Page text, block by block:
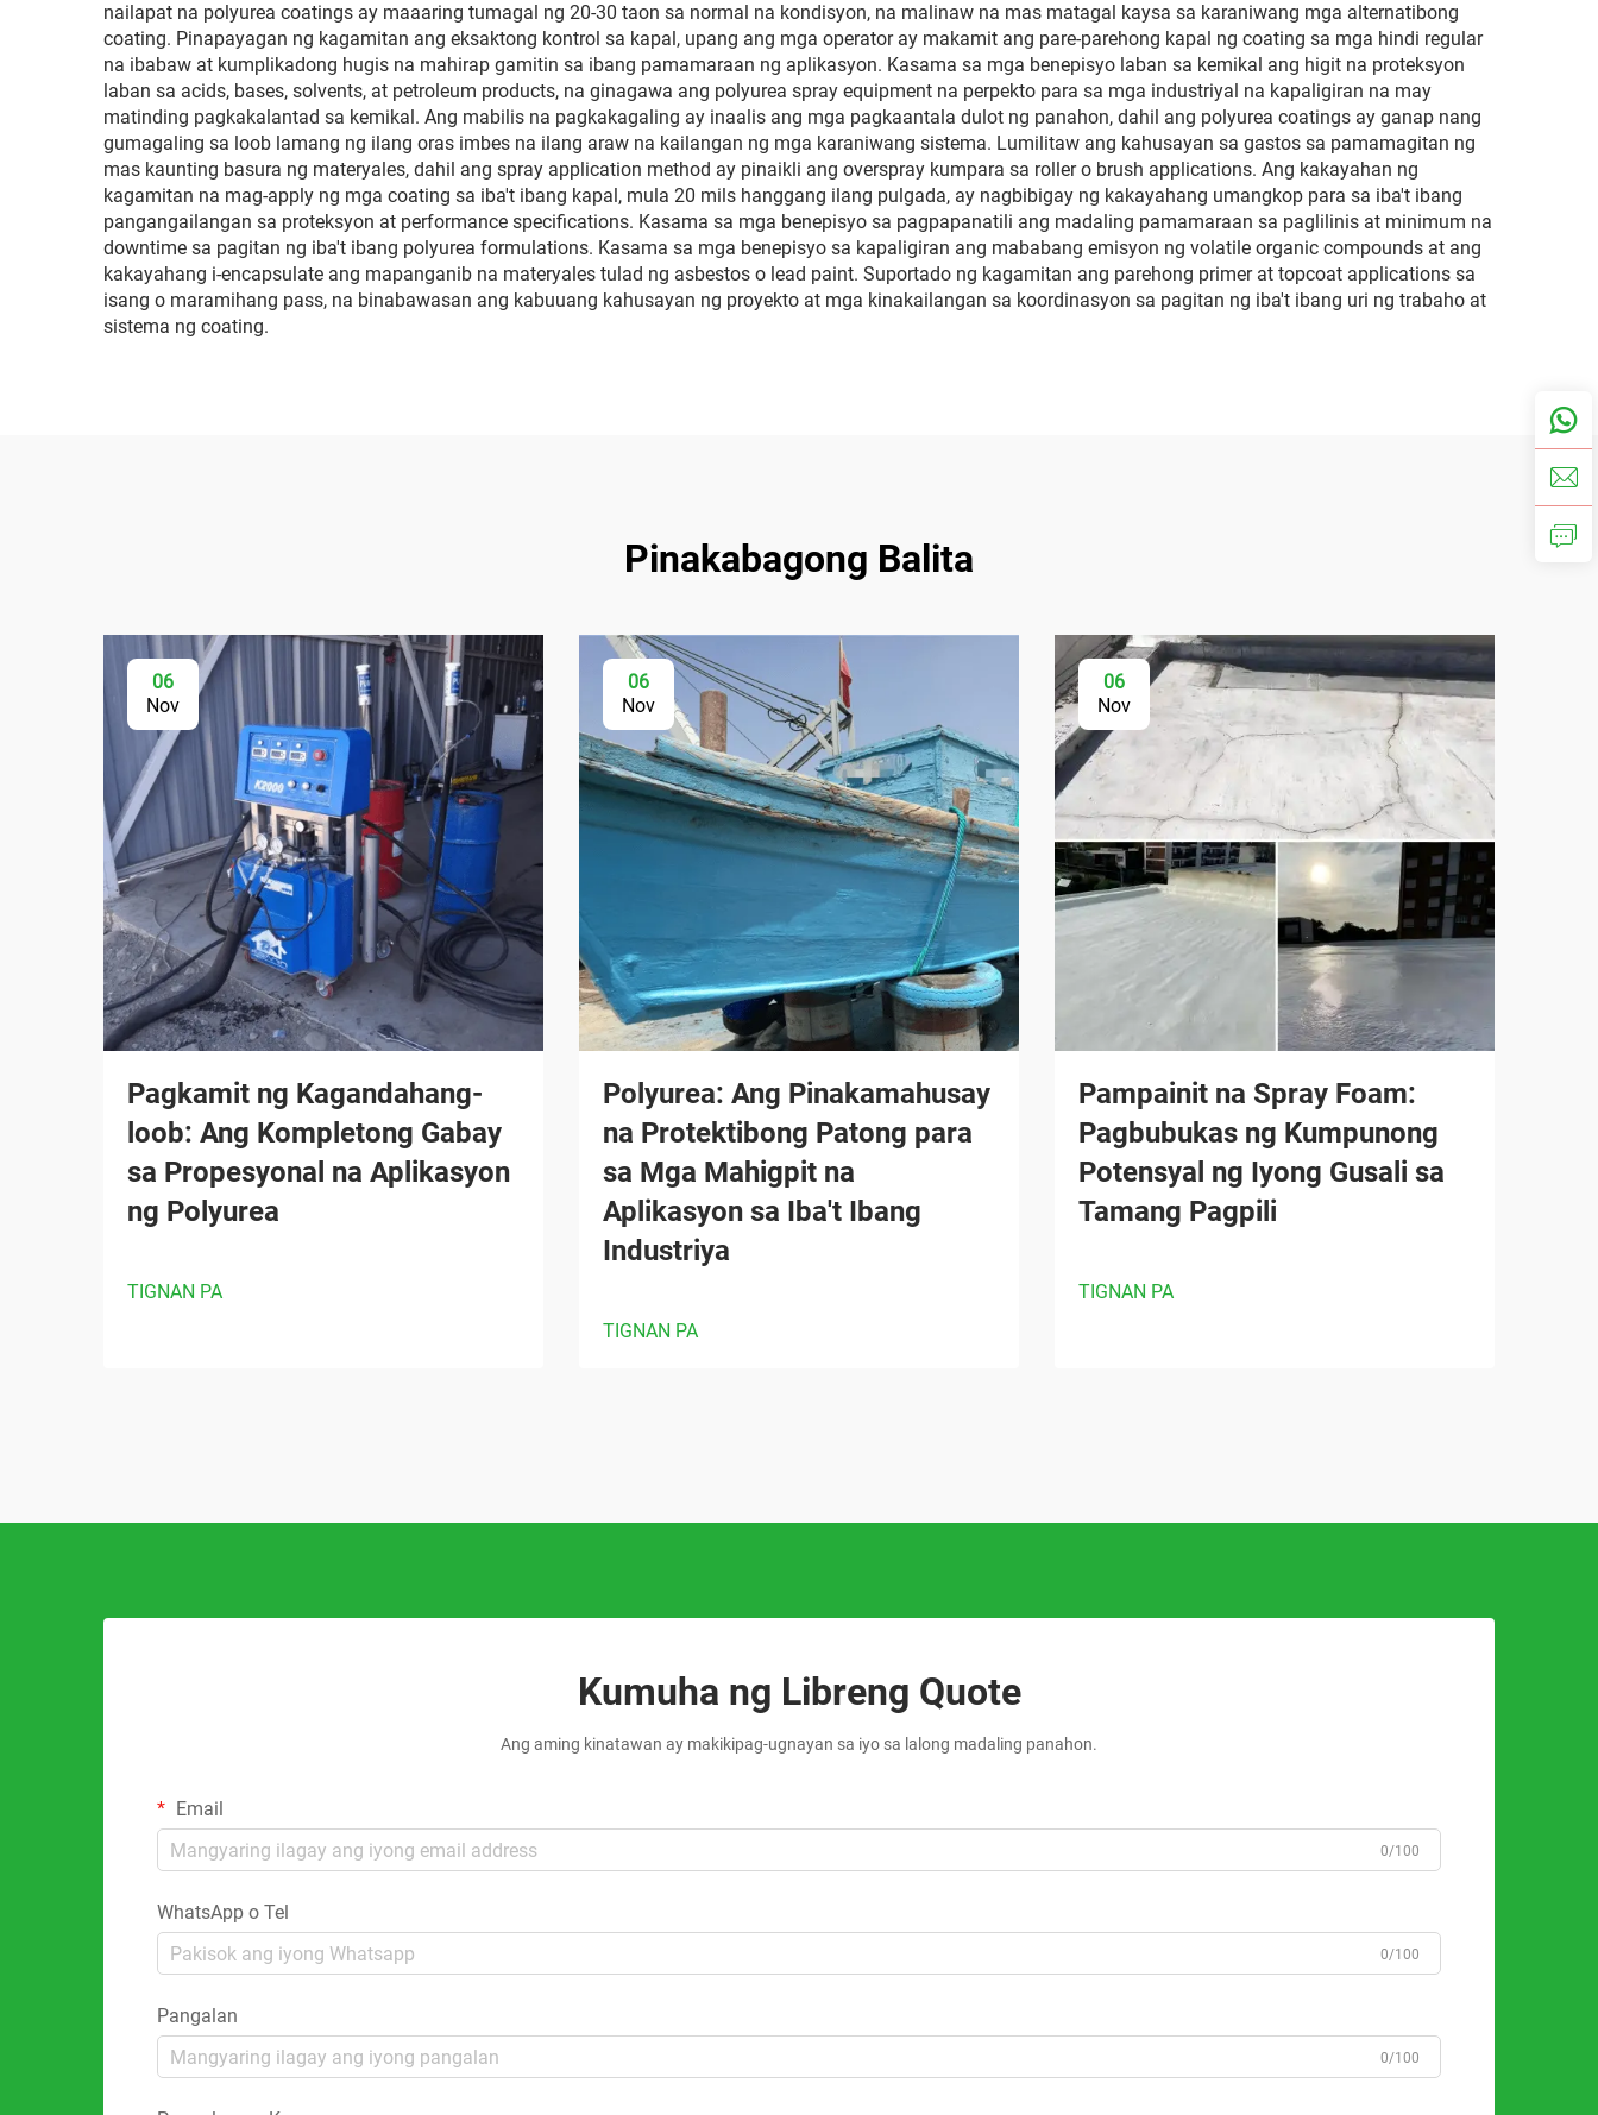
nailapat na polyurea coatings ay maaaring tumagal ng 20-30 taon sa normal na kondisyon, na malinaw na mas matagal kaysa sa karaniwang mga alternatibong
coating. Pinapayagan ng kagamitan ang eksaktong kontrol sa kapal, upang ang mga operator ay makamit ang pare-parehong kapal ng coating sa mga hindi regular
na ibabaw at kumplikadong hugis na mahirap gamitin sa ibang pamamaraan ng aplikasyon. Kasama sa mga benepisyo laban sa kemikal ang higit na proteksyon
laban sa acids, bases, solvents, at petroleum products, na ginagawa ang polyurea spray equipment na perpekto para sa mga industriyal na kapaligiran na may
matinding pagkakalantad sa kemikal. Ang mabilis na pagkakagaling ay inaalis ang mga pagkaantala dulot ng panahon, dahil ang polyurea coatings ay ganap nang
gumagaling sa loob lamang ng ilang oras imbes na ilang araw na kailangan ng mga karaniwang sistema. Lumilitaw ang kahusayan sa gastos sa pamamagitan ng
mas kaunting basura ng materyales, dahil ang spray application method ay pinaikli ang overspray kumpara sa roller o brush applications. Ang kakayahan ng
kagamitan na mag-apply ng mga coating sa iba't ibang kapal, mula 20 mils hanggang ilang pulgada, ay nagbibigay ng kakayahang umangkop para sa iba't ibang
pangangailangan sa proteksyon at performance specifications. Kasama sa mga benepisyo sa pagpapanatili ang madaling pamamaraan sa paglilinis at minimum na
downtime sa pagitan ng iba't ibang polyurea formulations. Kasama sa mga benepisyo sa kapaligiran ang mababang emisyon ng volatile organic compounds at ang
kakayahang i-encapsulate ang mapanganib na materyales tulad ng asbestos o lead paint. Suportado ng kagamitan ang parehong primer at topcoat applications sa
isang o maramihang pass, na binabawasan ang kabuuang kahusayan ng proyekto at mga kinakailangan sa koordinasyon sa pagitan ng iba't ibang uri ng trabaho at
sistema ng coating.
Pinakabagong Balita
06
Nov
Pagkamit ng Kagandahang-
loob: Ang Kompletong Gabay
sa Propesyonal na Aplikasyon
ng Polyurea
TIGNAN PA
06
Nov
Polyurea: Ang Pinakamahusay
na Protektibong Patong para
sa Mga Mahigpit na
Aplikasyon sa Iba't Ibang
Industriya
TIGNAN PA
06
Nov
Pampainit na Spray Foam:
Pagbubukas ng Kumpunong
Potensyal ng Iyong Gusali sa
Tamang Pagpili
TIGNAN PA
Kumuha ng Libreng Quote
Ang aming kinatawan ay makikipag-ugnayan sa iyo sa lalong madaling panahon.
Email
0/100
WhatsApp o Tel
0/100
Pangalan
0/100